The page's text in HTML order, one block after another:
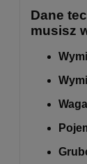
Dane
musisz